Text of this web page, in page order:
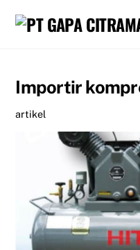
Importir
artikel